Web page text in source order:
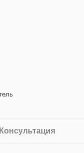
Консультация